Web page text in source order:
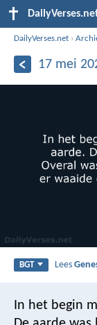
DailyVerses.net ›
17 mei
BGT Lees
In het begin